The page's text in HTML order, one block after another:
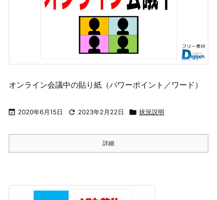
オンライン会議中の貼り紙（パワーポイント／ワード）
 2020年6月15日  2023年2月22日  状況説明
詳細